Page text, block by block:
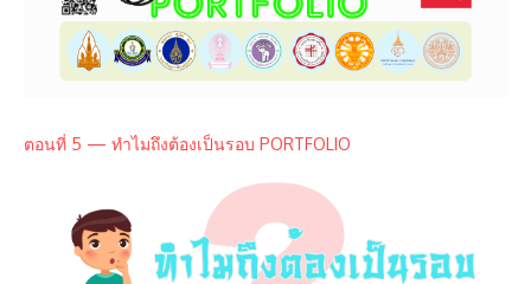
ตอนที่ 5 — ทำไมถึงต้องเป็นรอบ PORTFOLIO